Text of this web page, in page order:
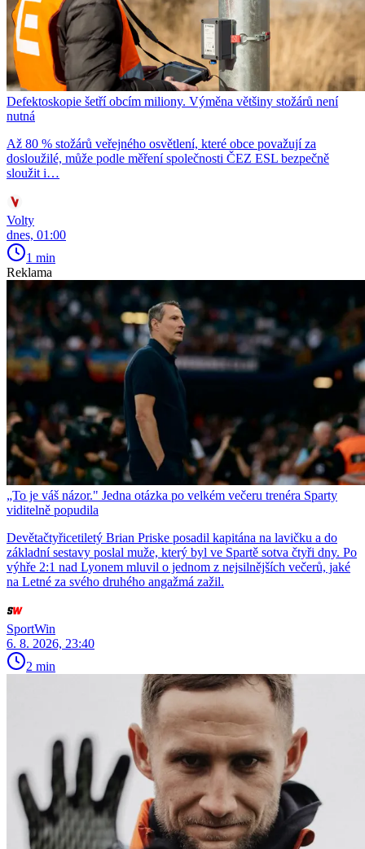
Defektoskopie šetří obcím miliony. Výměna většiny stožárů není
nutná
Až 80 % stožárů veřejného osvětlení, které obce považují za
dosloužilé, může podle měření společnosti ČEZ ESL bezpečně
sloužit i…
Volty
dnes, 01:00
1 min
Reklama
„To je váš názor." Jedna otázka po velkém večeru trenéra Sparty
viditelně popudila
Devětačtyřicetiletý Brian Priske posadil kapitána na lavičku a do
základní sestavy poslal muže, který byl ve Spartě sotva čtyři dny. Po
výhře 2:1 nad Lyonem mluvil o jednom z nejsilnějších večerů, jaké
na Letné za svého druhého angažmá zažil.
SportWin
6. 8. 2026, 23:40
2 min